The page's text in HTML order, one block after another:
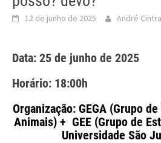
12 de junho de 2025 André Cintra
Data: 25 de junho de 2025
Horário: 18:00h
Organização: GEGA (Grupo
Animais)+ GEE (Grupo de
Universidade São